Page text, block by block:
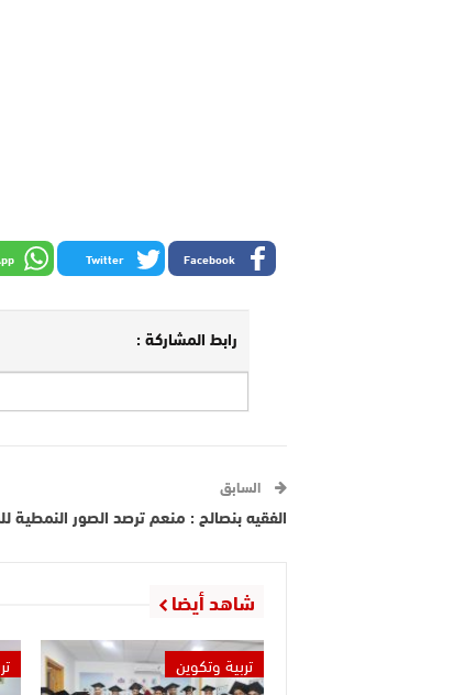
Facebook
Twitter
رابط المشاركة :
السابق
الفقيه بنصالح : منعم ترصد الصور النمطية
شاهد أيضا
تربية وتكوين